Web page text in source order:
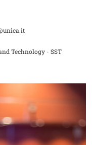
Technology - SST